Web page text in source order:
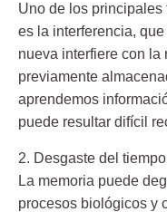
Uno de los
es la interferencia,
nueva interfiere con la
previamente
aprendemos
puede resultar difícil
2. Desgaste del tiempo
La memoria puede
procesos biológicos y